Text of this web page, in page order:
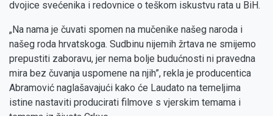
dvojice svećenika i redovnice o teškom iskustvu rata u BiH.
„Na nama je čuvati spomen na mučenike našeg naroda i
našeg roda hrvatskoga. Sudbinu nijemih žrtava ne smijemo
prepustiti zaboravu, jer nema bolje budućnosti ni pravedna
mira bez čuvanja uspomene na njih”, rekla je producentica
Abramović naglašavajući kako će Laudato na temeljima
istine nastaviti producirati filmove s vjerskim temama i